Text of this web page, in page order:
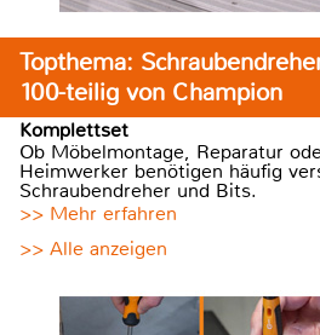
Topthema:
100-teilig von Champion
Komplettset
Ob Möbelmontage, Reparatur
Heimwerker benötigen häufig
Schraubendreher und Bits.
>> Mehr erfahren
>> Alle anzeigen